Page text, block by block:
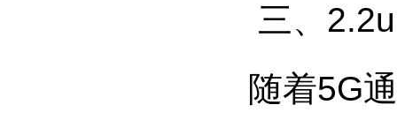
三、
随着5G